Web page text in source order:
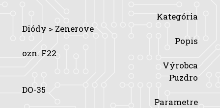
Kategória
Diódy > Zenerove
Popis
ozn. F22
Výrobca
Puzdro
DO-35
Parametre